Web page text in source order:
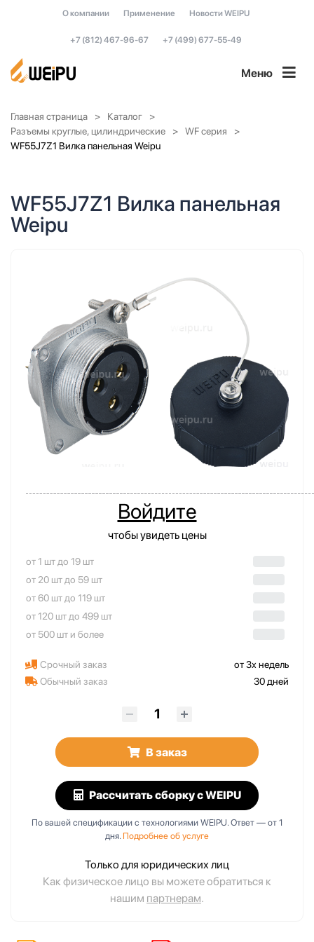
О компании Применение Новости WEIPU
+7 (812) 467-96-67 +7 (499) 677-55-49
Меню
Главная страница
Каталог
Разъемы круглые, цилиндрические
WF серия
WF55J7Z1 Вилка панельная Weipu
WF55J7Z1 Вилка панельная
Weipu
Войдите
чтобы увидеть цены
от 1 шт до 19 шт
от 20 шт до 59 шт
от 60 шт до 119 шт
от 120 шт до 499 шт
от 500 шт и более
Срочный заказ
от 3х недель
Обычный заказ
30 дней
В заказ
Рассчитать сборкус WEIPU
По вашей спецификации с технологиями WEIPU. Ответ — от 1
дня. Подробнее об услуге
Только для юридических лиц
Как физическое лицо вы можете обратиться к
нашим партнерам.